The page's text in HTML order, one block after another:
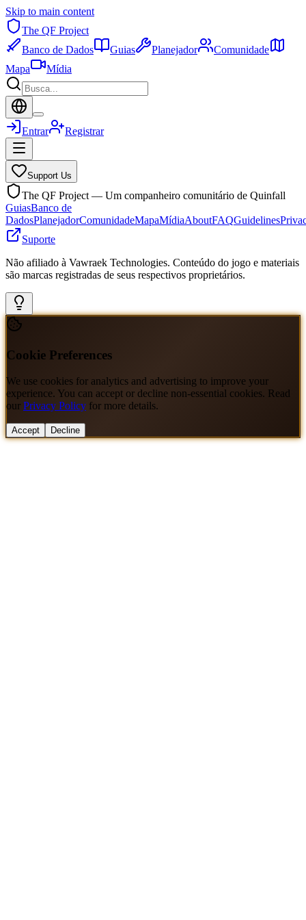
Skip to main content
The QF Project
Banco de Dados
Guias Planejador
Comunidade
Mapa
Mídia
Entrar Registrar
Support Us
The QF Project — Um companheiro comunitário de Quinfall
GuiasBanco de
DadosPlanejadorComunidadeMapaMídiaAboutFAQGuidelines
Suporte
Não afiliado à Vawraek Technologies. Conteúdo do jogo e materiais
são marcas registradas de seus respectivos proprietários.
Cookie Preferences
We use cookies for analytics and advertising to improve your
experience. You can accept or decline non-essential cookies. Read
our Privacy Policy for more details.
Accept Decline